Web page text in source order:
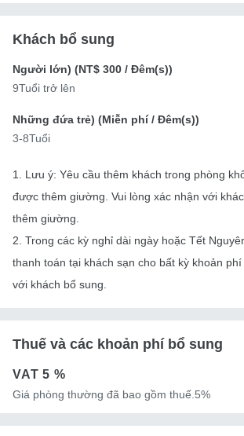
Khách bổ sung
Người lớn) (NT$ 300 / Đêm(s))
9Tuổi trở lên
Những đứa trẻ) (Miễn phí/ Đêm(s))
3-8Tuổi
1. Lưu ý: Yêu cầu thêm khách trong phòng
được thêm giường. Vui lòng xác nhận với
thêm giường.
2. Trong các kỳ nghỉ dài ngày hoặc Tết
thanh toán tại khách sạn cho bất kỳ khoản
với khách bổ sung.
Thuế và các khoản phí bổ sung
VAT5 %
Giá phòng thường đã bao gồm thuế.5%